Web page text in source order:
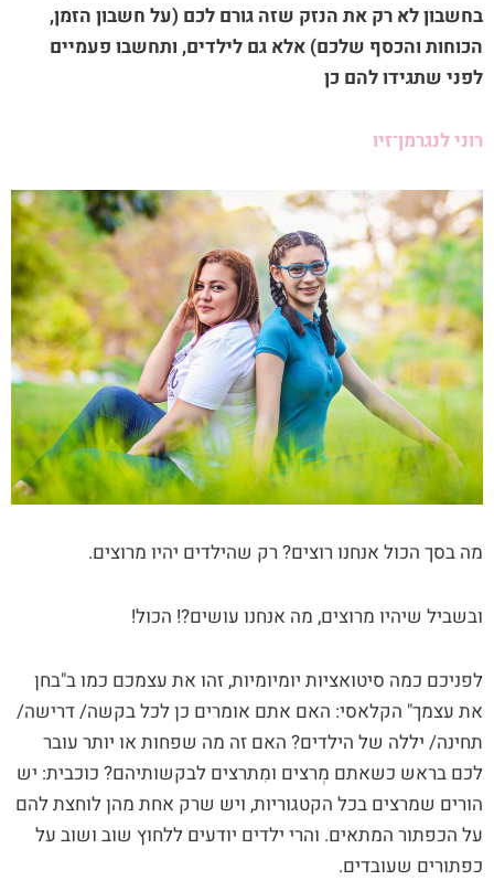
בחשבון לא רק את הנזק שזה גורם לכם (על חשבון הזמן,
הכוחות והכסף שלכם) אלא גם לילדים, ותחשבו פעמיים
לפני שתגידו להם כן
רוני לנגרמן־זיו
מה בסך הכול אנחנו רוצים? רק שהילדים יהיו מרוצים.
ובשביל שיהיו מרוצים, מה אנחנו עושים?! הכול!
לפניכם כמה סיטואציות יומיומיות, זהו את עצמכם כמו ב"בחן
את עצמך" הקלאסי: האם אתם אומרים כן לכל בקשה/ דרישה/
תחינה/ יללה של הילדים? האם זה מה שפחות או יותר עובר
לכם בראש כשאתם מְרצים ומִתרצים לבקשותיהם? כוכבית: יש
הורים שמרצים בכל הקטגוריות, ויש שרק אחת מהן לוחצת להם
על הכפתור המתאים. והרי ילדים יודעים ללחוץ שוב ושוב על
כפתורים שעובדים.